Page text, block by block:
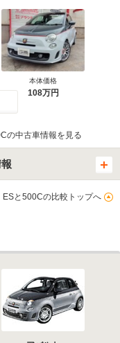
本体価格
108万円
の中古車情報を見る
ESと500Cの比較トップへ